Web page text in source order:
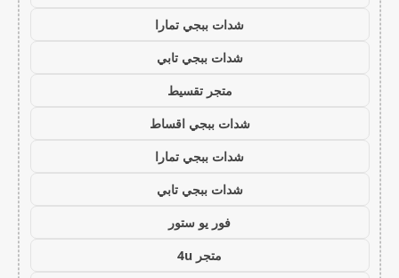
شدات ببجي تمارا
شدات ببجي تابي
متجر تقسيط
شدات ببجي اقساط
شدات ببجي تمارا
شدات ببجي تابي
فور يو ستور
متجر 4u